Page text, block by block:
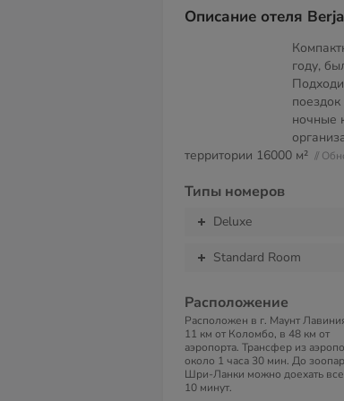
Описание отеля
году,
ночные
территории 16000 м² //
Типы номеров
Deluxe
Standard Room
Расположение
Расположен в г. Маунт
11 км от Коломбо, в 48 км от
аэропорта. Трансфер из
около 1 часа 30 мин. До
Шри-Ланки можно доехать
10 минут.